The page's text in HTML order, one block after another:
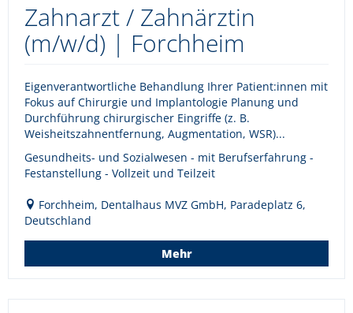
Zahnarzt / Zahnärztin
(m/w/d) | Forchheim
Eigenverantwortliche Behandlung Ihrer Patient:innen mit
Fokus auf Chirurgie und Implantologie Planung und
Durchführung chirurgischer Eingriffe (z. B.
Weisheitszahnentfernung, Augmentation, WSR)...
Gesundheits- und Sozialwesen - mit Berufserfahrung -
Festanstellung - Vollzeit und Teilzeit
Forchheim, Dentalhaus MVZ GmbH, Paradeplatz 6,
Deutschland
Mehr